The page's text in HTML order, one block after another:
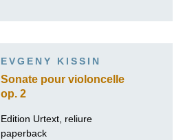
EVGENY KISSIN
Sonate pour violoncelle
op. 2
Edition Urtext, reliure
paperback